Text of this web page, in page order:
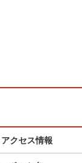
アクセス情報